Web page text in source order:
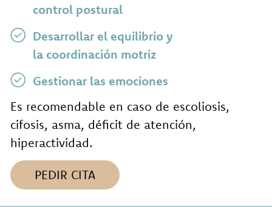
control postural
Desarrollar el equilibrio y
la coordinación motriz
Gestionar las emociones
Es recomendable en caso de escoliosis,
cifosis, asma, déficit de atención,
hiperactividad.
PEDIR CITA